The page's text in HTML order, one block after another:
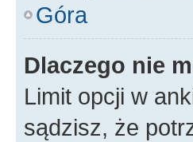
Góra
Dlaczego nie
Limit opcji w
sądzisz, że